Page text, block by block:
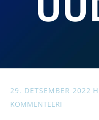
29. DETSEMBER 2022
KOMMENTEERI